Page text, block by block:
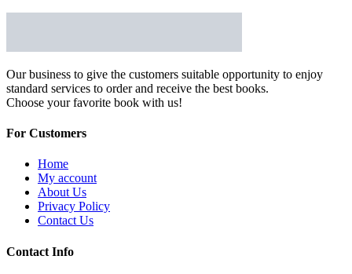
Our business to give the customers suitable opportunity to enjoy
standard services to order and receive the best books.
Choose your favorite book with us!
For Customers
Home
My account
About Us
Privacy Policy
Contact Us
Contact Info